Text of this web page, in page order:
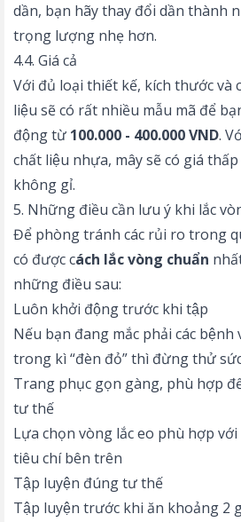
dần, bạn hãy thay đổi dần thành
trọng lượng nhẹ hơn.
4.4. Giá cả
Với đủ loại thiết kế, kích thước và
liệu sẽ có rất nhiều mẫu mã để
động từ 100.000 - 400.000 VND.
chất liệu nhựa, mây sẽ có giá
không gỉ.
5. Những điều cần lưu ý khi lắc
Để phòng tránh các rủi ro trong
có được cách lắc vòng chuẩn
những điều sau:
Luôn khởi động trước khi tập
Nếu bạn đang mắc phải các
trong kì “đèn đỏ” thì đừng thử
Trang phục gọn gàng, phù hợp
tư thế
Lựa chọn vòng lắc eo phù hợp
tiêu chí bên trên
Tập luyện đúng tư thế
Tập luyện trước khi ăn khoảng 2